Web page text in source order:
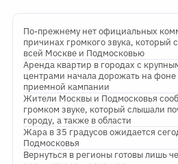
По-прежнему нет официальных
причинах громкого звука, который
всей Москве и Подмосковью
Аренда квартир в городах с
центрами начала дорожать на
приемной кампании
Жители Москвы и Подмосковья
громком звуке, который слышали
городу, а также в области
Жара в 35 градусов ожидается
Подмосковья
Вернуться в регионы готовы лишь